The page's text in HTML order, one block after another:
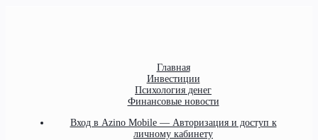
Главная
Инвестиции
Психология денег
Финансовые новости
Вход в Azino Mobile — Авторизация и доступ к
личному кабинету